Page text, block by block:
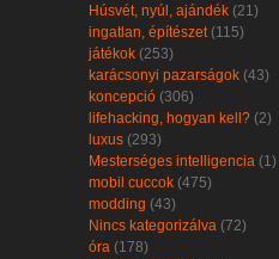
Húsvét, nyúl, ajándék (21)
ingatlan, építészet(115)
játékok (253)
karácsonyi pazarságok (43)
koncepció (306)
lifehacking, hogyan kell? (2)
luxus (293)
Mesterséges intelligencia (1)
mobil cuccok (475)
modding (43)
Nincs kategorizálva (72)
óra (178)